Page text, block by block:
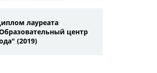
лауреата
центр
(2019)